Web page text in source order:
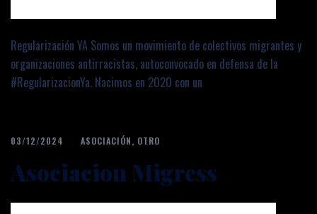
Regularización YA Somos un movimiento de colectivos migrantes y
organizaciones antirracistas, autoconvocado en defensa de la
#RegularizacionYa. Nacimos en 2020 con un
03/12/2024 ASOCIACIÓN, OTRO
Asociacion Migress